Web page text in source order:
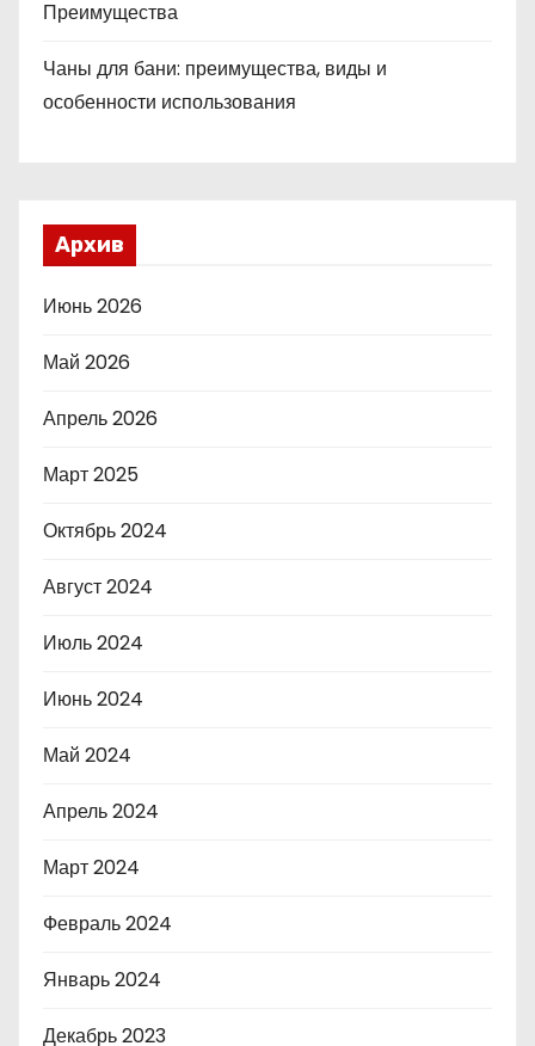
Преимущества
Чаны для бани: преимущества, виды и
особенности использования
Архив
Июнь 2026
Май 2026
Апрель 2026
Март 2025
Октябрь 2024
Август 2024
Июль 2024
Июнь 2024
Май 2024
Апрель 2024
Март 2024
Февраль 2024
Январь 2024
Декабрь 2023